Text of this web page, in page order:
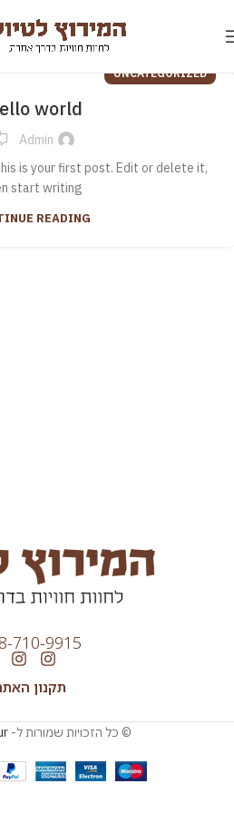
UNCATEGORIZED
world!
Admin
is your first post. Edit or delete it,
start writing!
READING
710-9915
תקנון
© כל הזכויות שמורות ל-